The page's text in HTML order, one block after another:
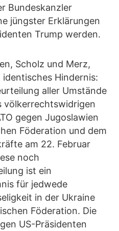
Bundeskanzler
jüngster Erklärungen
Trump werden.
Scholz und Merz,
Hindernis:
aller Umstände
völkerrechtswidrigen
gegen Jugoslawien
Föderation und dem
am 22. Februar
noch
ist ein
für jedwede
in der Ukraine
Föderation. Die
US-Präsidenten